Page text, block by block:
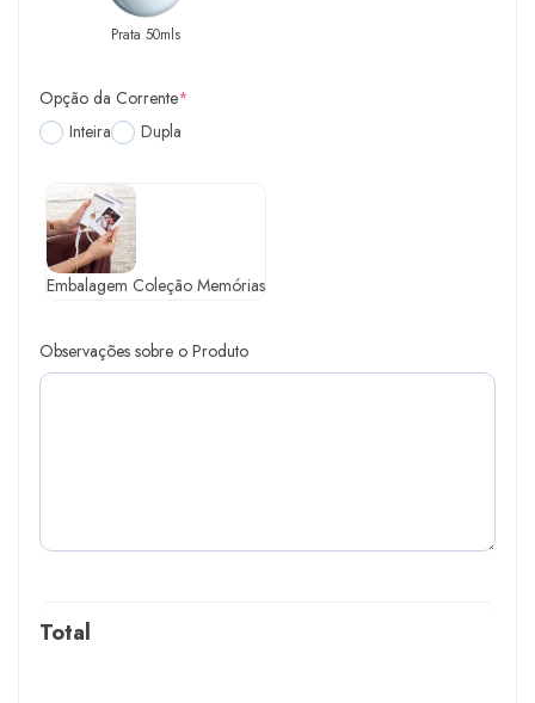
Prata 50mls
Opção da Corrente*
Inteira
Dupla
Embalagem Coleção Memórias
Observações sobre o Produto
Total